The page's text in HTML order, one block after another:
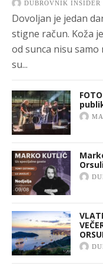
DUBROVNIK INSIDER
Dovoljan je jedan
stigne račun. Koža
od sunca nisu
su...